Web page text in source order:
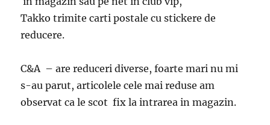
Takko trimite carti postale cu stickere de
reducere.
C&A – are reduceri diverse, foarte mari nu mi
s-au parut, articolele cele mai reduse am
observat ca le scot fix la intrarea in magazin.